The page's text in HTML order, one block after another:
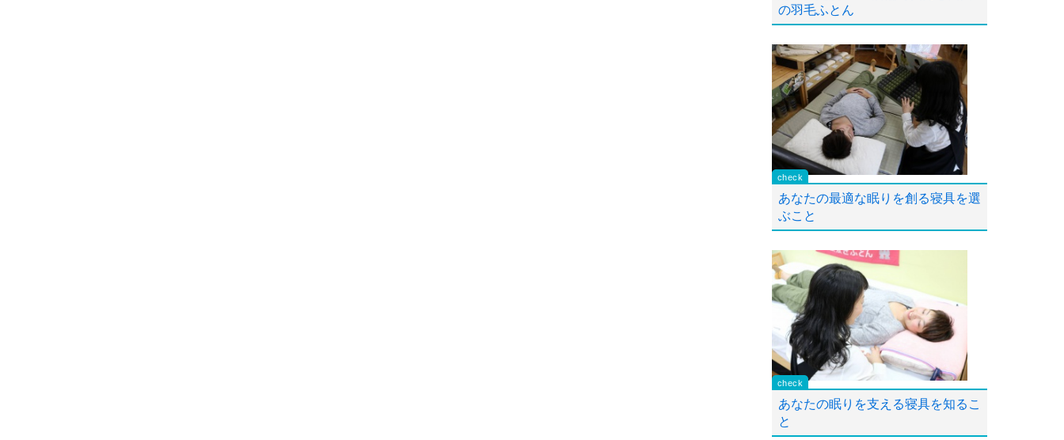
の羽毛ふとん
あなたの最適な眠りを創る寝具を選
ぶこと
あなたの眠りを支える寝具を知るこ
と